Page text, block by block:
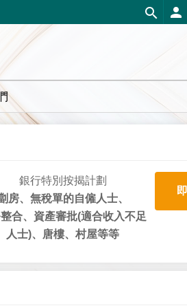
銀行特別按揭計劃
房、無稅單的自僱人士、
合、資產審批(適合收入不足
人士)、唐樓、村屋等等